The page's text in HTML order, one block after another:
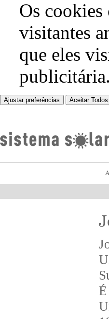
Os cookies
visitantes
que eles
publicitária.
Ajustar preferências Aceitar Todos